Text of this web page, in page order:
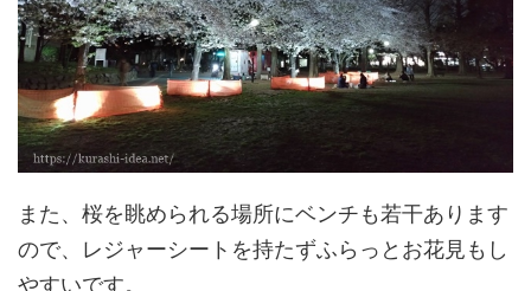
また、桜を眺められる場所にベンチも若干あります
ので、レジャーシートを持たずふらっとお花見もし
やすいです。